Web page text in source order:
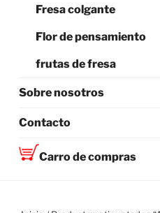
Fresa colgante
Flor de pensamiento
frutas de fresa
Sobre nosotros
Contacto
Carro de compras